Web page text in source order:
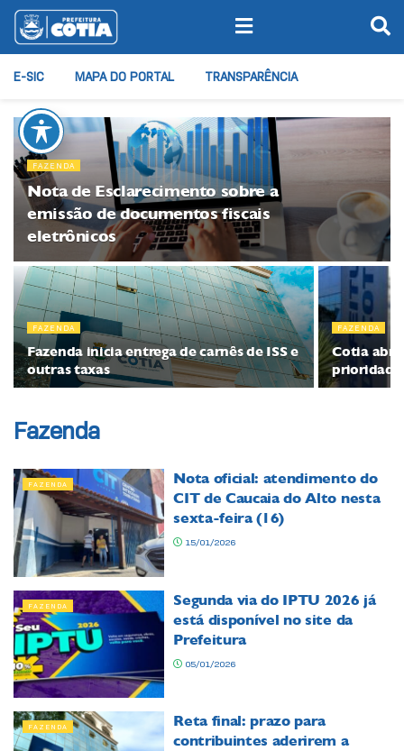
E-SIC MAPA DO PORTAL TRANSPARÊNCIA
FAZENDA
Nota de Esclarecimento sobre a
emissão de documentos fiscais
eletrônicos
FAZENDA
Fazenda inicia entrega de carnês de ISS e
outras taxas
FAZENDA
Cotia
Fazenda
FAZENDA
Nota oficial: atendimento do
CIT de Caucaia do Alto nesta
sexta-feira (16)
15/01/2026
FAZENDA
Segunda via do IPTU 2026 já
está disponível no site da
Prefeitura
05/01/2026
FAZENDA
Reta final: prazo para
contribuintes aderirem a